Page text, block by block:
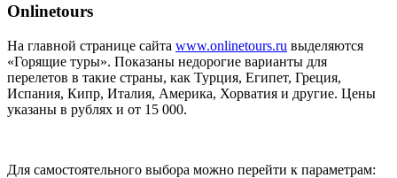
Onlinetours
На главной странице сайта www.onlinetours.ru выделяются
«Горящие туры». Показаны недорогие варианты для
перелетов в такие страны, как Турция, Египет, Греция,
Испания, Кипр, Италия, Америка, Хорватия и другие. Цены
указаны в рублях и от 15 000.
Для самостоятельного выбора можно перейти к параметрам: